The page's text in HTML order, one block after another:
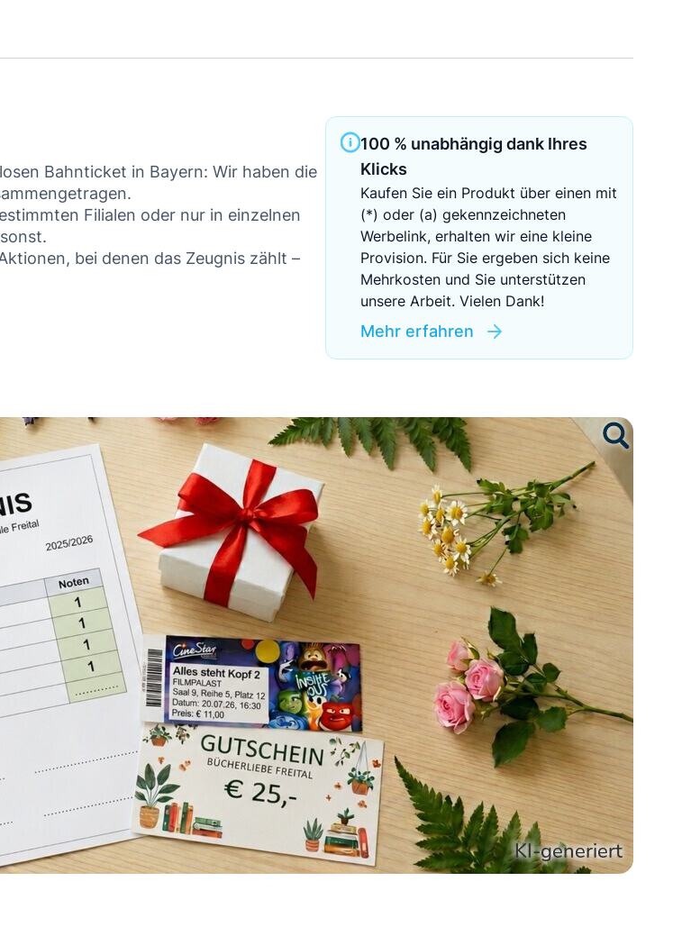
EZB-Leitzins
Bahnticket in Bayern: Wir haben die
Filialen oder nur in einzelnen
bei denen das Zeugnis zählt –
100 % unabhängig dank Ihres
Klicks
Kaufen Sie ein Produkt über einen mit
(*) oder (a) gekennzeichneten
Werbelink, erhalten wir eine kleine
Provision. Für Sie ergeben sich keine
Mehrkosten und Sie unterstützen
unsere Arbeit. Vielen Dank!
Mehr erfahren